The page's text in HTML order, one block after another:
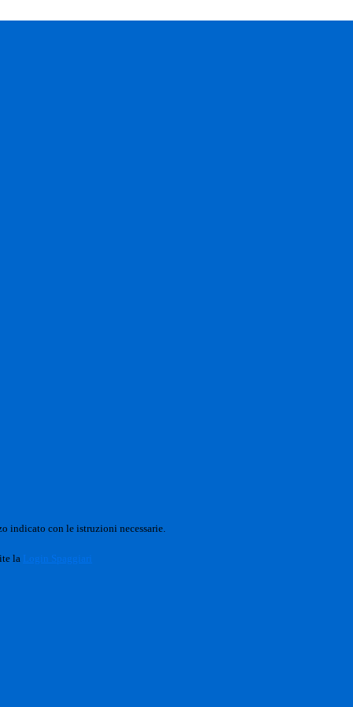
indicato con le istruzioni necessarie.
la Login Spaggiari